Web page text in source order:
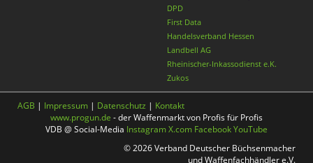
DPD
First Data
Handelsverband Hessen
Landbell AG
Rheinischer-Inkassodienst e.K.
Zukos
AGB | Impressum | Datenschutz | Kontakt
www.progun.de - der Waffenmarkt von Profis für Profis
VDB @ Social-Media InstagramX.com FacebookYouTube
© 2026 Verband Deutscher Büchsenmacher
und Waffenfachhändler e.V.